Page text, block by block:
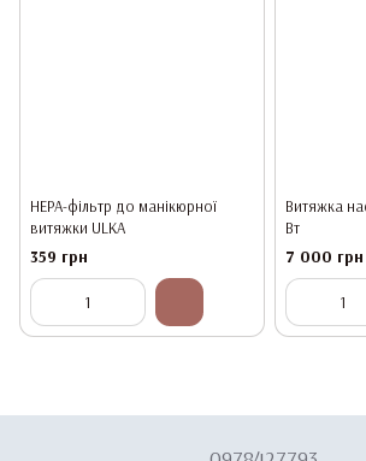
HEPA-фільтр до манікюрної
витяжки ULKA
359 грн
Витяжка
Вт
7 000 грн